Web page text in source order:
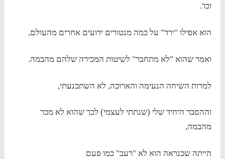
וכו'.
הוא אפילו "ירד" על כמה מנטורים ידועים אחרים מהעולם,
ואמר שהוא "לא מתחבר" לשיטות המכירה שלהם מהבמה.
למרות השיחה הנעימה והארוכה, לא השתכנעתי,
וההסבר היחיד שלי (שנתתי לעצמי) לכך שהוא לא מכר
מהבמה,
הייתה שכנראה הוא לא "רעב" כמו פעם